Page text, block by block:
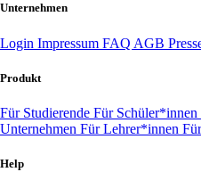
Unternehmen
Login Impressum FAQ AGB
Produkt
Für Studierende Für Schüler*innen
Unternehmen Für Lehrer*innen
Help